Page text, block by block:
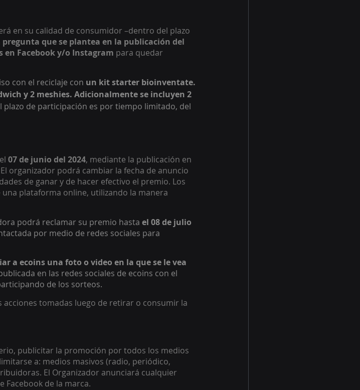
en su calidad de consumidor –dentro del plazo
que se plantea en la publicación del
en Facebook y/o Instagram para quedar
con el reciclaje con un kit starter bioinventate.
y 2 meshies. Adicionalmente se incluyen 2
plazo de participación es por tiempo limitado, del
07 de junio del 2024, mediante la publicación en
organizador podrá cambiar la fecha de anuncio
de ganar y de hacer efectivo el premio. Los
plataforma online, utilizando la manera
podrá reclamar su premio hasta el 08 de julio
por medio de redes sociales para
a ecoins una foto o video en la que se le vea
en las redes sociales de ecoins con el
de los sorteos.
tomadas luego de retirar o consumir la
publicitar la promoción por todos los medios
a: medios masivos (radio, periódico,
El Organizador anunciará cualquier
Facebook de la marca.